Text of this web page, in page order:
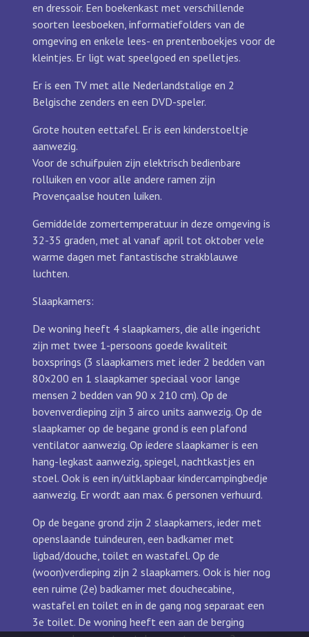
en dressoir. Een boekenkast met verschillende
soorten leesboeken, informatiefolders van de
omgeving en enkele lees- en prentenboekjes voor de
kleintjes. Er ligt wat speelgoed en spelletjes.
Er is een TV met alle Nederlandstalige en 2
Belgische zenders en een DVD-speler.
Grote houten eettafel. Er is een kinderstoeltje
aanwezig.
Voor de schuifpuien zijn elektrisch bedienbare
rolluiken en voor alle andere ramen zijn
Provençaalse houten luiken.
Gemiddelde zomertemperatuur in deze omgeving is
32-35 graden, met al vanaf april tot oktober vele
warme dagen met fantastische strakblauwe
luchten.
Slaapkamers:
De woning heeft 4 slaapkamers, die alle ingericht
zijn met twee 1-persoons goede kwaliteit
boxsprings (3 slaapkamers met ieder 2 bedden van
80x200 en 1 slaapkamer speciaal voor lange
mensen 2 bedden van 90 x 210 cm). Op de
bovenverdieping zijn 3 airco units aanwezig. Op de
slaapkamer op de begane grond is een plafond
ventilator aanwezig. Op iedere slaapkamer is een
hang-legkast aanwezig, spiegel, nachtkastjes en
stoel. Ook is een in/uitklapbaar kindercampingbedje
aanwezig. Er wordt aan max. 6 personen verhuurd.
Op de begane grond zijn 2 slaapkamers, ieder met
openslaande tuindeuren, een badkamer met
ligbad/douche, toilet en wastafel. Op de
(woon)verdieping zijn 2 slaapkamers. Ook is hier nog
een ruime (2e) badkamer met douchecabine,
wastafel en toilet en in de gang nog separaat een
3e toilet. De woning heeft een aan de berging